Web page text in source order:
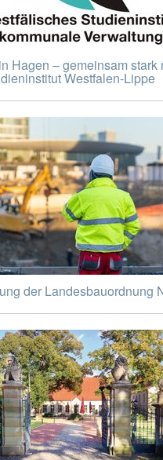
Hagen – gemeinsam stark
Westfalen-Lippe
der Landesbauordnung